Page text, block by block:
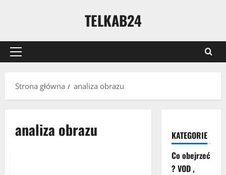
TELKAB24
Strona główna analiza obrazu
analiza obrazu
KATEGORIE
Co obejrzeć
? VOD ,